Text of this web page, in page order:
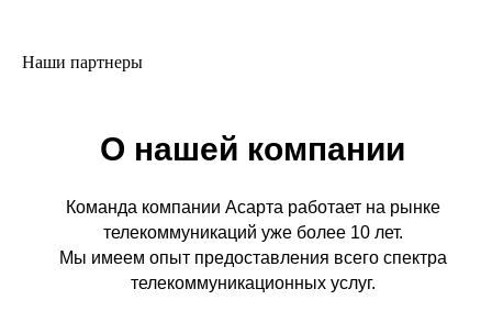
О нашей компании
Команда компании Асарта работает на рынке
телекоммуникаций уже более 10 лет.
Мы имеем опыт предоставления всего спектра
телекоммуникационных услуг.
Наши партнеры